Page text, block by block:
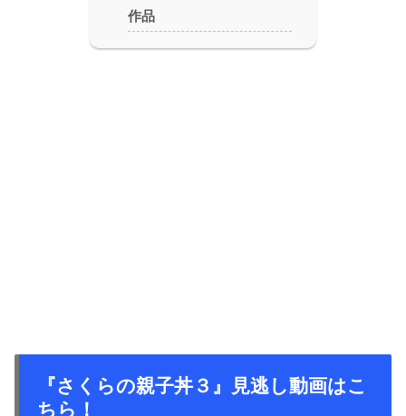
作品
『さくらの親子丼３』見逃し動画はこ
ちら！